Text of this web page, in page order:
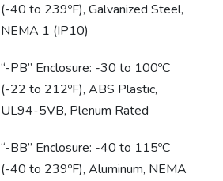
(-40 to 239ºF), Galvanized Steel,
NEMA 1 (IP10)
“-PB” Enclosure: -30 to 100ºC
(-22 to 212ºF), ABS Plastic,
UL94-5VB, Plenum Rated
“-BB” Enclosure: -40 to 115ºC
(-40 to 239ºF), Aluminum, NEMA